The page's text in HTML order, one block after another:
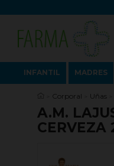
INFANTIL MADRES
Corporal Uñas
A.M.
CERVEZA